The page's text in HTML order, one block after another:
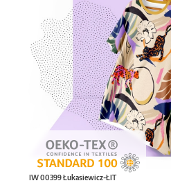
IW 00399 Łukasiewicz-ŁIT